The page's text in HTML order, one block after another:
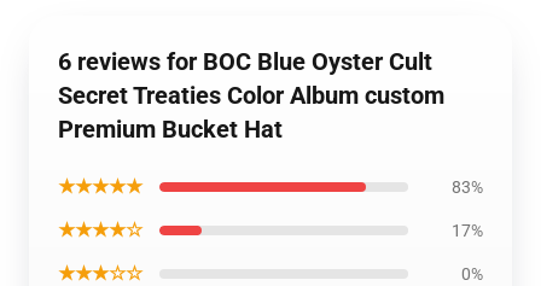
6 reviews for BOC Blue Oyster Cult
Secret Treaties Color Album custom
Premium Bucket Hat
★★★★★ 83%
★★★★☆ 17%
★★★☆☆ 0%